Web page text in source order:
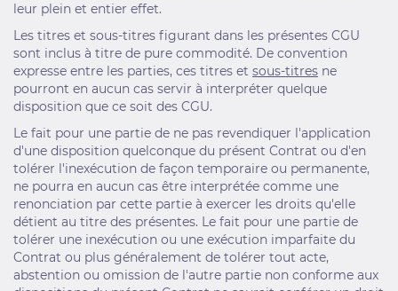
leur plein et entier effet.
Les titres et sous-titres figurant dans les présentes CGU
sont inclus à titre de pure commodité. De convention
expresse entre les parties, ces titres et sous-titres ne
pourront en aucun cas servir à interpréter quelque
disposition que ce soit des CGU.
Le fait pour une partie de ne pas revendiquer l'application
d'une disposition quelconque du présent Contrat ou d'en
tolérer l'inexécution de façon temporaire ou permanente,
ne pourra en aucun cas être interprétée comme une
renonciation par cette partie à exercer les droits qu'elle
détient au titre des présentes. Le fait pour une partie de
tolérer une inexécution ou une exécution imparfaite du
Contrat ou plus généralement de tolérer tout acte,
abstention ou omission de l'autre partie non conforme aux